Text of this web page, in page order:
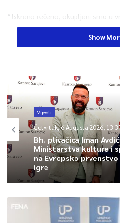
“Iskreno rečeno, okupljeni smo u
uprte u nas i imamo važna
poduzeti akciju i učiniti ono što je
Ističući da se nada da će samit u
napretka u borbi protiv klimatskih
“Klimatske promjene uništavaju
opasnost”, poručio je Biden.
Article
Show
Vijesti
Četvrtak, 6 Augusta 2026,
Bh. plivačica Iman
Ministarstva kulture i
na Evropsko
igre